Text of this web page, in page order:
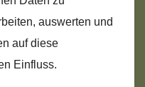
auswerten und
auf diese
Einfluss.